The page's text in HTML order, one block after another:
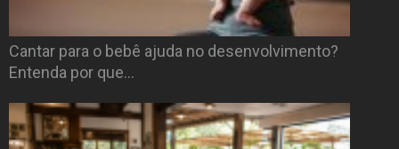
Cantar para o bebê ajuda no desenvolvimento?
Entenda por que…